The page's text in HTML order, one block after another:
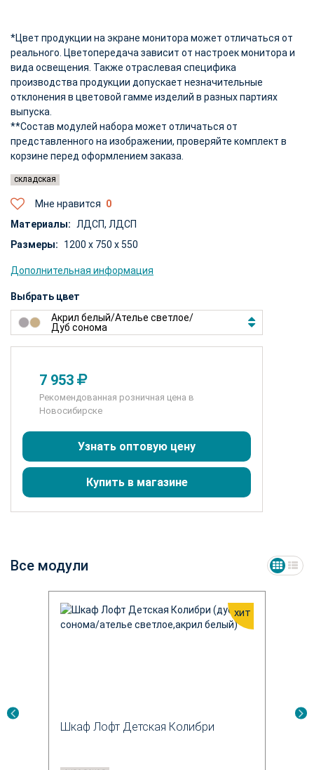
*Цвет продукции на экране монитора может отличаться от
реального. Цветопередача зависит от настроек монитора и
вида освещения. Также отраслевая специфика
производства продукции допускает незначительные
отклонения в цветовой гамме изделий в разных партиях
выпуска.
**Состав модулей набора может отличаться от
представленного на изображении, проверяйте комплект в
корзине перед оформлением заказа.
складская
Мне нравится
Материалы: ЛДСП, ЛДСП
Размеры:
1200 x 750 x 550
Дополнительная информация
Выбрать цвет
Акрил белый/Ателье светлое/
Дуб сонома
7 953
Рекомендованная розничная цена в
Новосибирске
Узнать оптовую цену
Купить в магазине
Все модули
хит
Шкаф Лофт Детская Колибри